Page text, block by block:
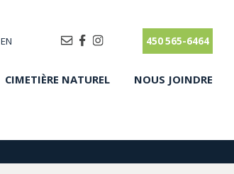
EN 450 565-6464
CIMETIÈRE NATUREL NOUS JOINDRE